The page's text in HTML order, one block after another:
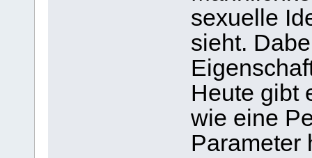
sexuelle
sieht.
Heute gibt
wie eine
Parameter